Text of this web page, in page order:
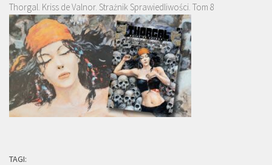
Thorgal. Kriss de Valnor. Strażnik Sprawiedliwości. Tom 8
TAGI: